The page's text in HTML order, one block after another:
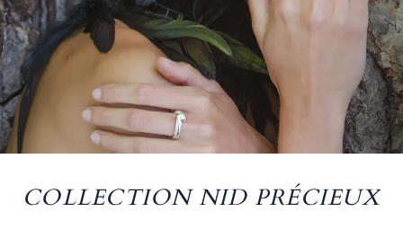
COLLECTION NID PRÉCIEUX